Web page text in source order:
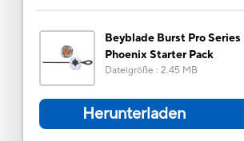
Beyblade Burst Pro
Phoenix Starter Pack
Dateigröße : 2.45 MB
Herunterladen